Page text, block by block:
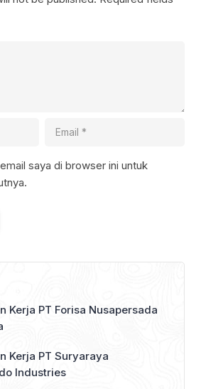
saya di browser ini untuk
Kerja PT Forisa Nusapersada
Kerja PT Suryaraya
Industries